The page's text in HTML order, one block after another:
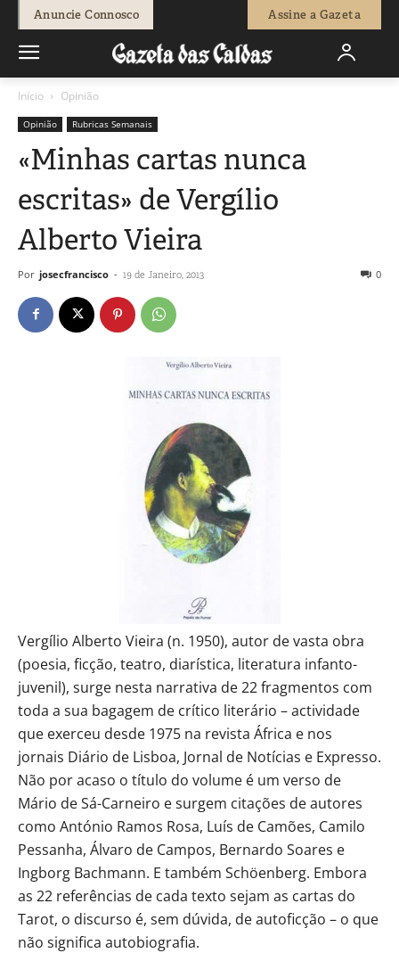
Anuncie Connosco Assine a Gazeta
Início Opinião
Opinião Rubricas Semanais
«Minhas cartas nunca
escritas» de Vergílio
Alberto Vieira
Por josecfrancisco - 19 de Janeiro, 2013 0
Vergílio Alberto Vieira (n. 1950), autor de vasta obra
(poesia, ficção, teatro, diarística, literatura infanto-
juvenil), surge nesta narrativa de 22 fragmentos com
toda a sua bagagem de crítico literário – actividade
que exerceu desde 1975 na revista África e nos
jornais Diário de Lisboa, Jornal de Notícias e Expresso.
Não por acaso o título do volume é um verso de
Mário de Sá-Carneiro e surgem citações de autores
como António Ramos Rosa, Luís de Camões, Camilo
Pessanha, Álvaro de Campos, Bernardo Soares e
Ingborg Bachmann. E também Schöenberg. Embora
as 22 referências de cada texto sejam as cartas do
Tarot, o discurso é, sem dúvida, de autoficção – o que
não significa autobiografia.